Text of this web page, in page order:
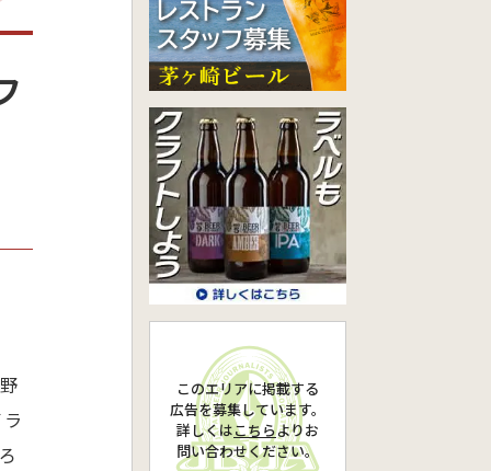
このエリアに掲載する
広告を募集しています。
詳しくは こちらより お
問い合わせください。